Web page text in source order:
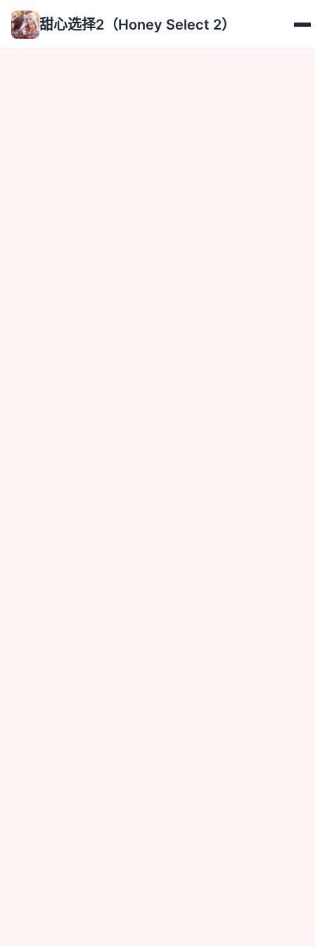
甜心选择2（Honey Select 2）